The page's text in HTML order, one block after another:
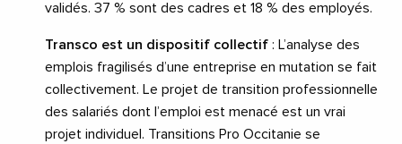
validés. 37 % sont des cadres et 18 % des employés.
Transco est un dispositif collectif : L’analyse des
emplois fragilisés d’une entreprise en mutation se fait
collectivement. Le projet de transition professionnelle
des salariés dont l’emploi est menacé est un vrai
projet individuel. Transitions Pro Occitanie se